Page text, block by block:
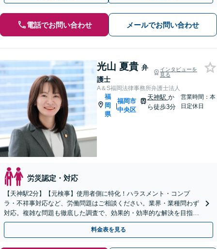
電話でお問い合わせ メールでお問い合わせ
光山 夏貴 弁
護士
インタビューを
見る
A＆S福岡法律事務所弁護士法人
福
岡
県
|
福岡市
中央区
天神駅 か
ら徒歩3分
営業時間：本
日定休日
労災認定・対応
【天神駅2分】【元検事】使用者側に特化！ハラスメント・コンプ
ラ・不祥事対応など、労働問題はご相談ください。業界・業種問わず
対応。複雑な問題も徹底した調査で、効果的・効率的な解決を目指し
ます。セカンドオピニオン可【休日・夜間相談可】
料金表を見る